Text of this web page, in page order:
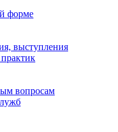
форме
выступления
вопросам